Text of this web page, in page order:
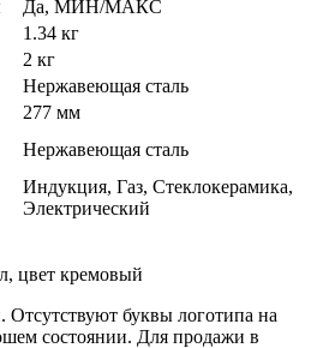
Да, МИН/МАКС
1.34 кг
2 кг
Нержавеющая сталь
277 мм
Нержавеющая сталь
Индукция, Газ, Стеклокерамика,
Электрический
цвет кремовый
буквы логотипа на
состоянии. Для продажи в